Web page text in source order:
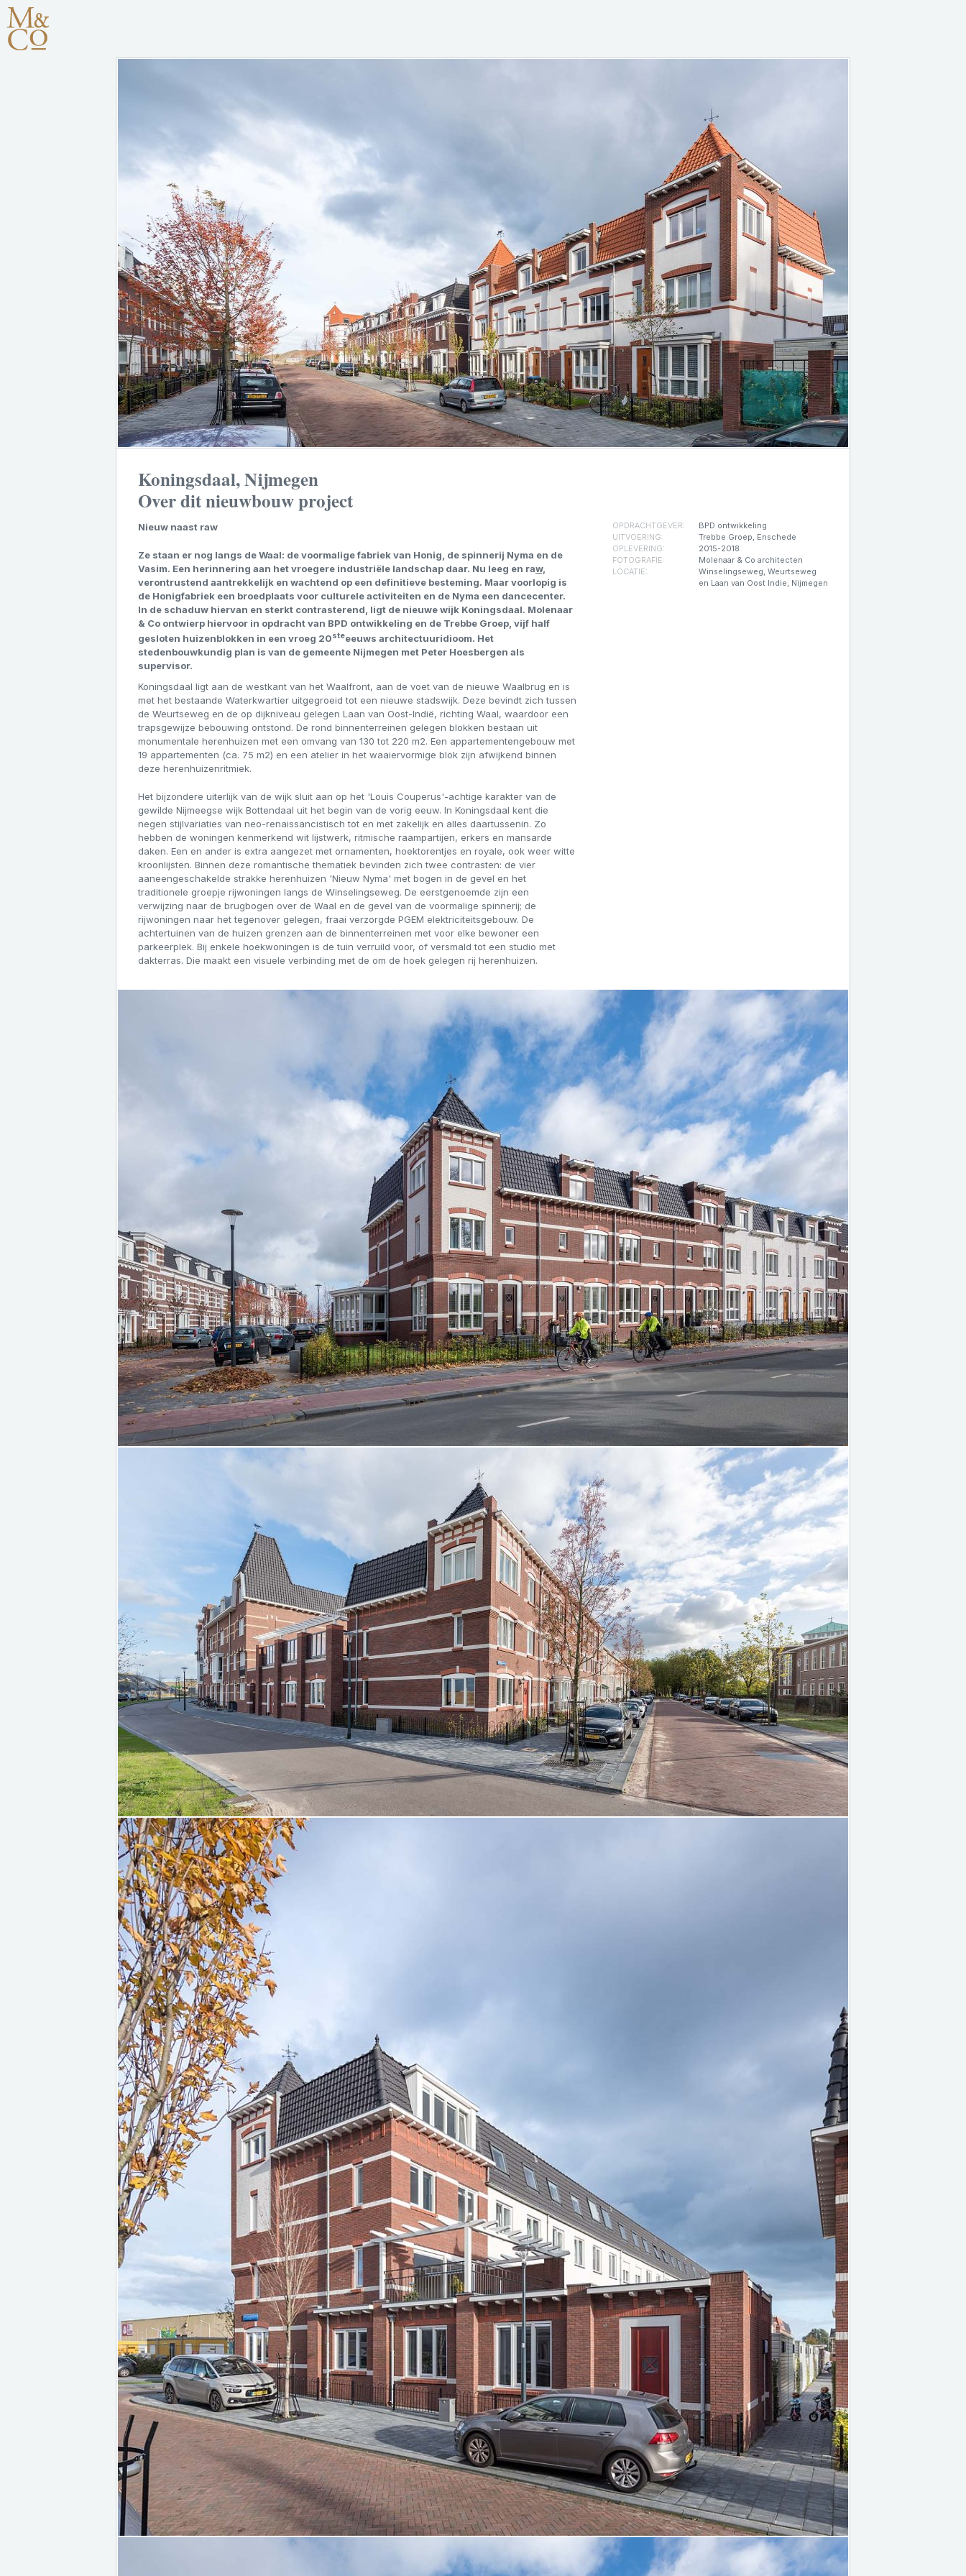
Koningsdaal, Nijmegen
Over dit nieuwbouw project
Nieuw naast raw
Ze staan er nog langs de Waal: de voormalige fabriek van Honig, de spinnerij Nyma en de
Vasim. Een herinnering aan het vroegere industriële landschap daar. Nu leeg en raw,
verontrustend aantrekkelijk en wachtend op een definitieve besteming. Maar voorlopig is
de Honigfabriek een broedplaats voor culturele activiteiten en de Nyma een dancecenter.
In de schaduw hiervan en sterkt contrasterend, ligt de nieuwe wijk Koningsdaal. Molenaar
& Co ontwierp hiervoor in opdracht van BPD ontwikkeling en de Trebbe Groep, vijf half
gesloten huizenblokken in een vroeg 20steeeuws architectuuridioom. Het
stedenbouwkundig plan is van de gemeente Nijmegen met Peter Hoesbergen als
supervisor.
Koningsdaal ligt aan de westkant van het Waalfront, aan de voet van de nieuwe Waalbrug en is
met het bestaande Waterkwartier uitgegroeid tot een nieuwe stadswijk. Deze bevindt zich tussen
de Weurtseweg en de op dijkniveau gelegen Laan van Oost-Indië, richting Waal, waardoor een
trapsgewijze bebouwing ontstond. De rond binnenterreinen gelegen blokken bestaan uit
monumentale herenhuizen met een omvang van 130 tot 220 m2. Een appartementengebouw met
19 appartementen (ca. 75 m2) en een atelier in het waaiervormige blok zijn afwijkend binnen
deze herenhuizenritmiek.
Het bijzondere uiterlijk van de wijk sluit aan op het 'Louis Couperus'-achtige karakter van de
gewilde Nijmeegse wijk Bottendaal uit het begin van de vorig eeuw. In Koningsdaal kent die
negen stijlvariaties van neo-renaissancistisch tot en met zakelijk en alles daartussenin. Zo
hebben de woningen kenmerkend wit lijstwerk, ritmische raampartijen, erkers en mansarde
daken. Een en ander is extra aangezet met ornamenten, hoektorentjes en royale, ook weer witte
kroonlijsten. Binnen deze romantische thematiek bevinden zich twee contrasten: de vier
aaneengeschakelde strakke herenhuizen 'Nieuw Nyma' met bogen in de gevel en het
traditionele groepje rijwoningen langs de Winselingseweg. De eerstgenoemde zijn een
verwijzing naar de brugbogen over de Waal en de gevel van de voormalige spinnerij; de
rijwoningen naar het tegenover gelegen, fraai verzorgde PGEM elektriciteitsgebouw. De
achtertuinen van de huizen grenzen aan de binnenterreinen met voor elke bewoner een
parkeerplek. Bij enkele hoekwoningen is de tuin verruild voor, of versmald tot een studio met
dakterras. Die maakt een visuele verbinding met de om de hoek gelegen rij herenhuizen.
OPDRACHTGEVER:
BPD ontwikkeling
UITVOERING:
Trebbe Groep, Enschede
OPLEVERING:
2015-2018
FOTOGRAFIE:
Molenaar & Co architecten
LOCATIE:
Winselingseweg, Weurtseweg
en Laan van Oost Indie, Nijmegen